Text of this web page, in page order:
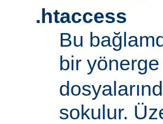
.htaccess
Bu
bir
sokulur.